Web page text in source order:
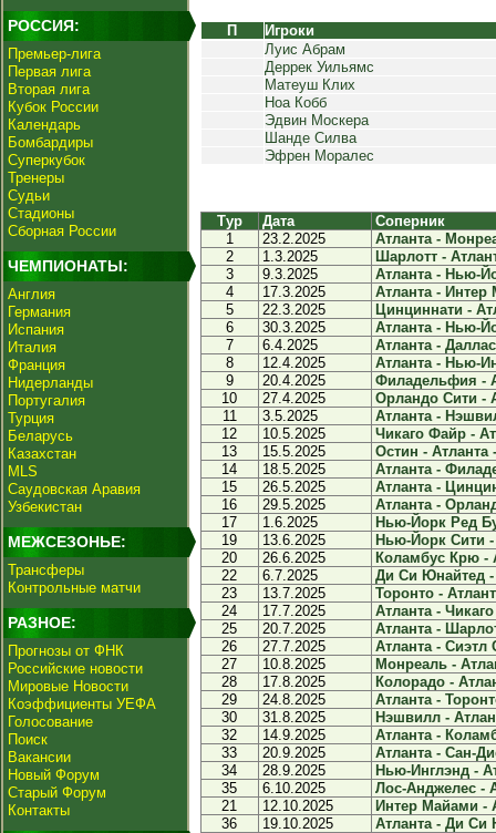
РОССИЯ:
Премьер-лига
Первая лига
Вторая лига
Кубок России
Календарь
Бомбардиры
Суперкубок
Тренеры
Судьи
Стадионы
Сборная России
ЧЕМПИОНАТЫ:
Англия
Германия
Испания
Италия
Франция
Нидерланды
Португалия
Турция
Беларусь
Казахстан
MLS
Саудовская Аравия
Узбекистан
МЕЖСЕЗОНЬЕ:
Трансферы
Контрольные матчи
РАЗНОЕ:
Прогнозы от ФНК
Российские новости
Мировые Новости
Коэффициенты УЕФА
Голосование
Поиск
Вакансии
Новый Форум
Старый Форум
Контакты
П
Игроки
Луис Абрам
Деррек Уильямс
Матеуш Клих
Ноа Кобб
Эдвин Москера
Шанде Силва
Эфрен Моралес
Тур Дата
Соперник
1
23.2.2025
Атланта -
2
1.3.2025
Шарлотт -
3
9.3.2025
Атланта - Нью-
4
17.3.2025
Атланта - Интер
5
22.3.2025
Цинциннати -
6
30.3.2025
Атланта - Нью-
7
6.4.2025
Атланта -
8
12.4.2025
Атланта - Нью-
9
20.4.2025
Филадельфия -
10
27.4.2025
Орландо Сити -
11
3.5.2025
Атланта -
12
10.5.2025
Чикаго Файр -
13
15.5.2025
Остин - Атланта
14
18.5.2025
Атланта -
15
26.5.2025
Атланта -
16
29.5.2025
Атланта -
17
1.6.2025
Нью-Йорк Ред
19
13.6.2025
Нью-Йорк Сити -
20
26.6.2025
Коламбус Крю -
22
6.7.2025
Ди Си Юнайтед -
23
13.7.2025
Торонто -
24
17.7.2025
Атланта -
25
20.7.2025
Атланта -
26
27.7.2025
Атланта - Сиэтл
27
10.8.2025
Монреаль -
28
17.8.2025
Колорадо -
29
24.8.2025
Атланта -
30
31.8.2025
Нэшвилл -
32
14.9.2025
Атланта -
33
20.9.2025
Атланта - Сан-
34
28.9.2025
Нью-Инглэнд -
35
6.10.2025
Лос-Анджелес -
21
12.10.2025
Интер Майами -
36
19.10.2025 Атланта - Ди Си